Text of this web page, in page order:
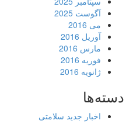
آگوست 2025
می 2016
آوریل 2016
مارس 2016
فوریه 2016
ژانویه 2016
دسته‌ها
اخبار جدید سلامتی